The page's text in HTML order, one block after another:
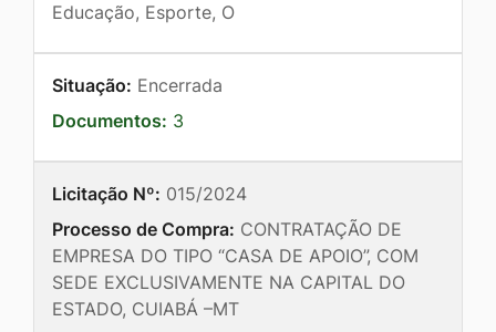
Educação, Esporte, O
Situação: Encerrada
Documentos: 3
Licitação Nº: 015/2024
Processo de Compra: CONTRATAÇÃO DE
EMPRESA DO TIPO “CASA DE APOIO”, COM
SEDE EXCLUSIVAMENTE NA CAPITAL DO
ESTADO, CUIABÁ –MT